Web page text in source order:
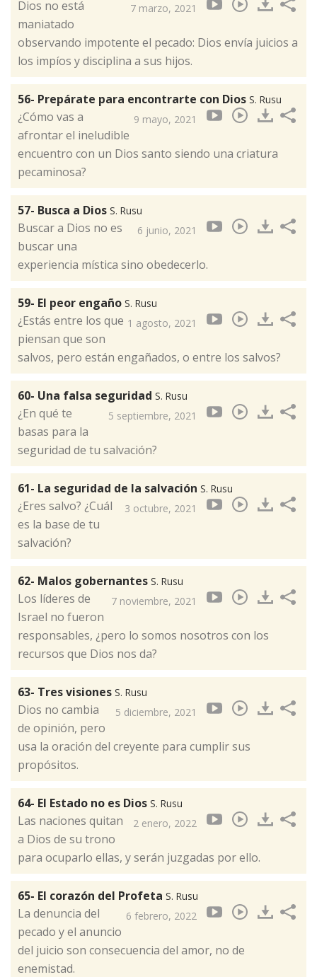
7 marzo, 2021
Dios no está
maniatado
observando impotente el pecado: Dios envía juicios a
los impíos y disciplina a sus hijos.
56- Prepárate para encontrarte con Dios S. Rusu
9 mayo, 2021
¿Cómo vas a
afrontar el ineludible
encuentro con un Dios santo siendo una criatura
pecaminosa?
57- Busca a Dios S. Rusu
6 junio, 2021
Buscar a Dios no es
buscar una
experiencia mística sino obedecerlo.
59- El peor engaño S. Rusu
1 agosto, 2021
¿Estás entre los que
piensan que son
salvos, pero están engañados, o entre los salvos?
60- Una falsa seguridad S. Rusu
5 septiembre, 2021
¿En qué te
basas para la
seguridad de tu salvación?
61- La seguridad de la salvación S. Rusu
3 octubre, 2021
¿Eres salvo? ¿Cuál
es la base de tu
salvación?
62- Malos gobernantes S. Rusu
7 noviembre, 2021
Los líderes de
Israel no fueron
responsables, ¿pero lo somos nosotros con los
recursos que Dios nos da?
63- Tres visiones S. Rusu
5 diciembre, 2021
Dios no cambia
de opinión, pero
usa la oración del creyente para cumplir sus
propósitos.
64- El Estado no es Dios S. Rusu
2 enero, 2022
Las naciones quitan
a Dios de su trono
para ocuparlo ellas, y serán juzgadas por ello.
65- El corazón del Profeta S. Rusu
6 febrero, 2022
La denuncia del
pecado y el anuncio
del juicio son consecuencia del amor, no de
enemistad.